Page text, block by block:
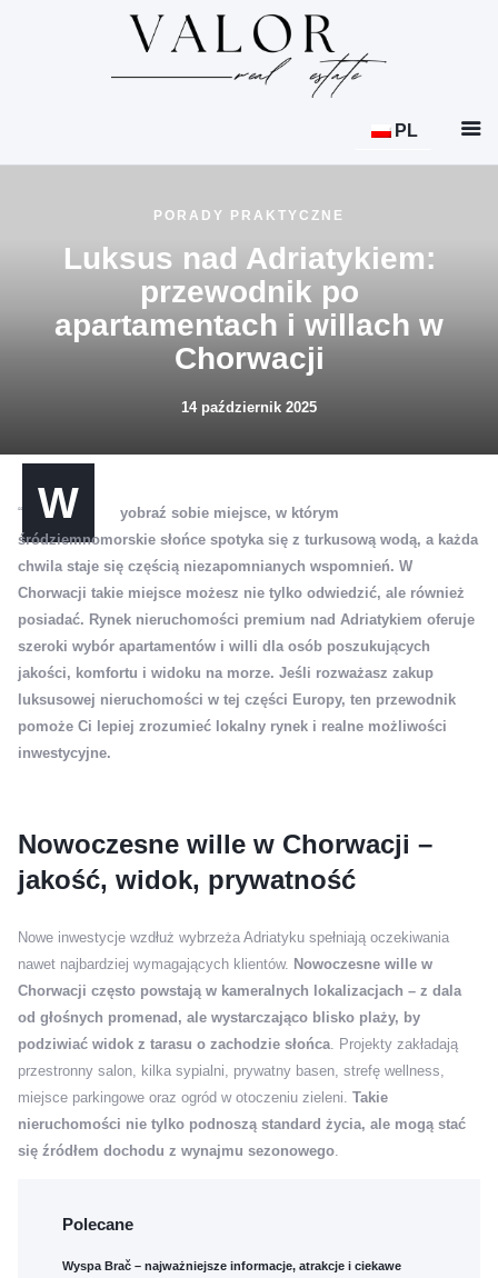
PL
Usługi
O nas
Aktualności
PORADY PRAKTYCZNE
Luksus nad Adriatykiem:
przewodnik po
apartamentach i willach w
Chorwacji
14 październik 2025
“ W
yobraź sobie miejsce, w którym
śródziemnomorskie słońce spotyka się z turkusową wodą, a każda
chwila staje się częścią niezapomnianych wspomnień. W
Chorwacji takie miejsce możesz nie tylko odwiedzić, ale również
posiadać. Rynek nieruchomości premium nad Adriatykiem oferuje
szeroki wybór apartamentów i willi dla osób poszukujących
jakości, komfortu i widoku na morze. Jeśli rozważasz zakup
luksusowej nieruchomości w tej części Europy, ten przewodnik
pomoże Ci lepiej zrozumieć lokalny rynek i realne możliwości
inwestycyjne.
Nowoczesne wille w Chorwacji –
jakość, widok, prywatność
Nowe inwestycje wzdłuż wybrzeża Adriatyku spełniają oczekiwania
nawet najbardziej wymagających klientów. Nowoczesne wille w
Chorwacji często powstają w kameralnych lokalizacjach – z dala
od głośnych promenad, ale wystarczająco blisko plaży, by
podziwiać widok z tarasu o zachodzie słońca. Projekty zakładają
przestronny salon, kilka sypialni, prywatny basen, strefę wellness,
miejsce parkingowe oraz ogród w otoczeniu zieleni. Takie
nieruchomości nie tylko podnoszą standard życia, ale mogą stać
się źródłem dochodu z wynajmu sezonowego.
Polecane
Wyspa Brač – najważniejsze informacje, atrakcje i ciekawe